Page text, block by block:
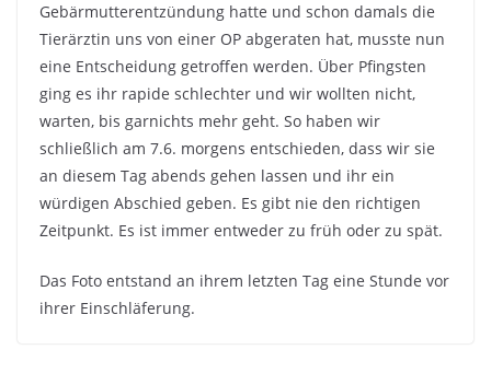
Gebärmutterentzündung hatte und schon damals die
Tierärztin uns von einer OP abgeraten hat, musste nun
eine Entscheidung getroffen werden. Über Pfingsten
ging es ihr rapide schlechter und wir wollten nicht,
warten, bis garnichts mehr geht. So haben wir
schließlich am 7.6. morgens entschieden, dass wir sie
an diesem Tag abends gehen lassen und ihr ein
würdigen Abschied geben. Es gibt nie den richtigen
Zeitpunkt. Es ist immer entweder zu früh oder zu spät.
Das Foto entstand an ihrem letzten Tag eine Stunde vor
ihrer Einschläferung.